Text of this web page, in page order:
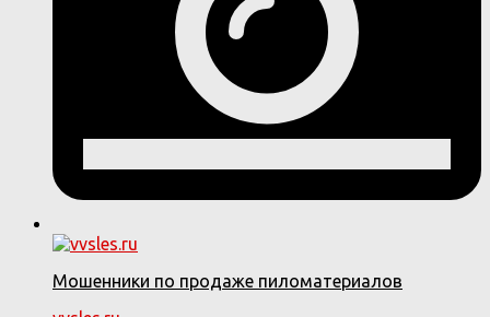
Мошенники по продаже пиломатериалов